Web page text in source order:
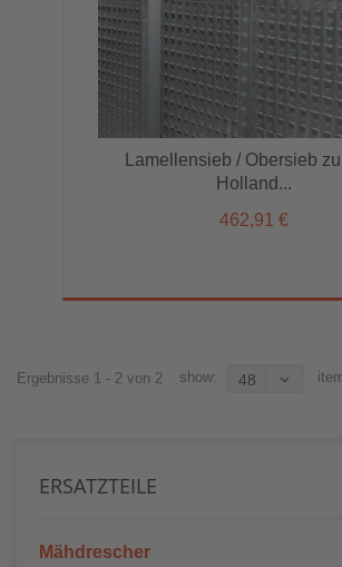
Lamellensieb / Obersieb
Holland...
462,91 €
Ergebnisse 1 - 2 von 2 show: 48
ERSATZTEILE
Mähdrescher